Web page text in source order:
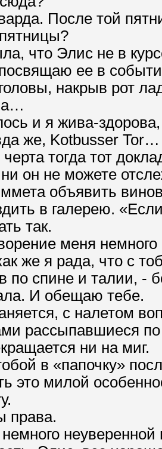
После той
что Элис не в
ее в
накрыв рот
и я жива-
же, Kotbusser
тогда тот
он не можете
объявить
в галерею.
так.
меня
же я рада, что с
по спине и талии, -
И обещаю тебе.
с налетом
рассыпавшиеся
ни на миг.
в «папочку»
это милой
права.
неуверенной